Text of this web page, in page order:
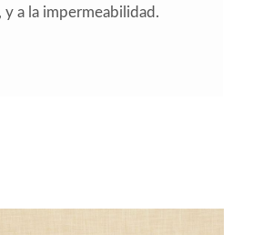
y a la impermeabilidad.